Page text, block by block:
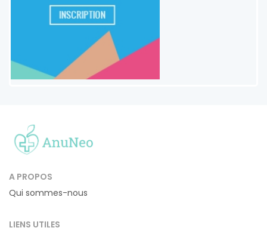
A PROPOS
Qui sommes-nous
LIENS UTILES